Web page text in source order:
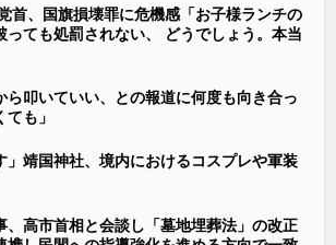
首、国旗損壊罪に危機感「お子様ランチの
っても処罰されない、 どうでしょう。本当
ら叩いていい、との報道に何度も向き合っ
も」
」靖国神社、境内におけるコスプレや軍装
、高市首相と会談し「墓地埋葬法」の改正